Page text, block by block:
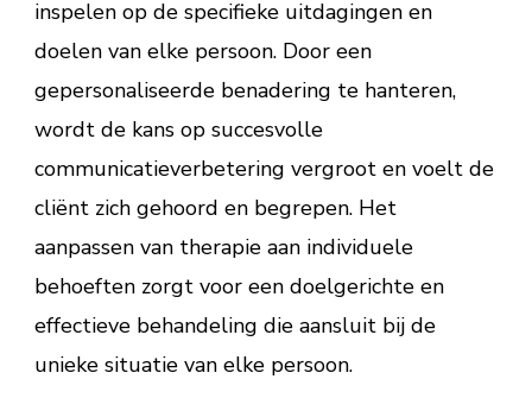
inspelen op de specifieke uitdagingen en
doelen van elke persoon. Door een
gepersonaliseerde benadering te hanteren,
wordt de kans op succesvolle
communicatieverbetering vergroot en voelt de
cliënt zich gehoord en begrepen. Het
aanpassen van therapie aan individuele
behoeften zorgt voor een doelgerichte en
effectieve behandeling die aansluit bij de
unieke situatie van elke persoon.